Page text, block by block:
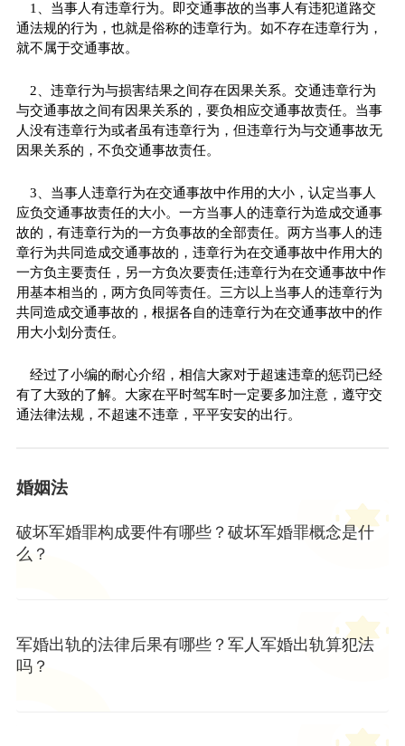
1、当事人有违章行为。即交通事故的当事人有违犯道路交
通法规的行为，也就是俗称的违章行为。如不存在违章行为，
就不属于交通事故。
2、违章行为与损害结果之间存在因果关系。交通违章行为
与交通事故之间有因果关系的，要负相应交通事故责任。当事
人没有违章行为或者虽有违章行为，但违章行为与交通事故无
因果关系的，不负交通事故责任。
3、当事人违章行为在交通事故中作用的大小，认定当事人
应负交通事故责任的大小。一方当事人的违章行为造成交通事
故的，有违章行为的一方负事故的全部责任。两方当事人的违
章行为共同造成交通事故的，违章行为在交通事故中作用大的
一方负主要责任，另一方负次要责任;违章行为在交通事故中作
用基本相当的，两方负同等责任。三方以上当事人的违章行为
共同造成交通事故的，根据各自的违章行为在交通事故中的作
用大小划分责任。
经过了小编的耐心介绍，相信大家对于超速违章的惩罚已经
有了大致的了解。大家在平时驾车时一定要多加注意，遵守交
通法律法规，不超速不违章，平平安安的出行。
婚姻法
破坏军婚罪构成要件有哪些？破坏军婚罪概念是什
么？
军婚出轨的法律后果有哪些？军人军婚出轨算犯法
吗？